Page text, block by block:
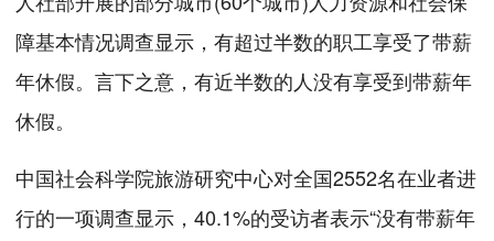
障基本情况调查显示，有超过半数的职工享受了带薪
年休假。言下之意，有近半数的人没有享受到带薪年
休假。
中国社会科学院旅游研究中心对全国2552名在业者进
行的一项调查显示，40.1%的受访者表示“没有带薪年